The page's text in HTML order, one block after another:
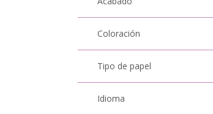
Coloración
Tipo de papel
Idioma